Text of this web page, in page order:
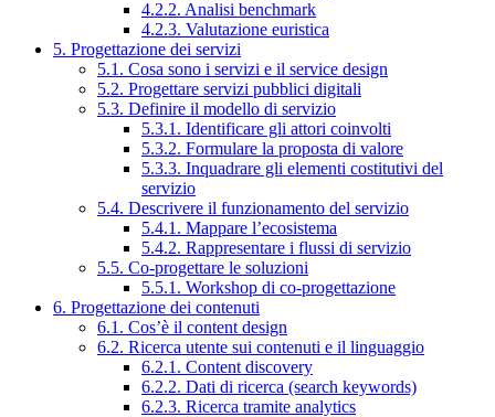
4.2.2. Analisi benchmark
4.2.3. Valutazione euristica
5. Progettazione dei servizi
5.1. Cosa sono i servizi e il service design
5.2. Progettare servizi pubblici digitali
5.3. Definire il modello di servizio
5.3.1. Identificare gli attori coinvolti
5.3.2. Formulare la proposta di valore
5.3.3. Inquadrare gli elementi costitutivi del
servizio
5.4. Descrivere il funzionamento del servizio
5.4.1. Mappare l’ecosistema
5.4.2. Rappresentare i flussi di servizio
5.5. Co-progettare le soluzioni
5.5.1. Workshop di co-progettazione
6. Progettazione dei contenuti
6.1. Cos’è il content design
6.2. Ricerca utente sui contenuti e il linguaggio
6.2.1. Content discovery
6.2.2. Dati di ricerca (search keywords)
6.2.3. Ricerca tramite analytics